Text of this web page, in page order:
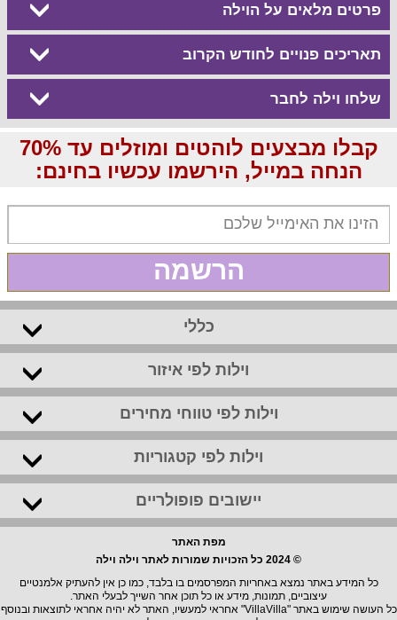
פרטים מלאים על הוילה
תאריכים פנויים לחודש הקרוב
שלחו וילה לחבר
קבלו מבצעים לוהטים ומוזלים עד 70%
הנחה במייל, הירשמו עכשיו בחינם:
הרשמה
כללי
וילות לפי איזור
וילות לפי טווחי מחירים
וילות לפי קטגוריות
יישובים פופולריים
מפת האתר
© 2024 כל הזכויות שמורות לאתר וילה וילה
כל המידע באתר נמצא באחריות המפרסמים בו בלבד, כמו כן אין להעתיק אלמנטיים
עיצוביים, תמונות, מידע או כל תוכן אחר השייך לבעלי האתר.
כל העושה שימוש באתר "VillaVilla" אחראי למעשיו, האתר לא יהיה אחראי לתוצאות ובנוסף